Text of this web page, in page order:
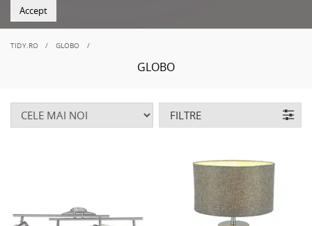
Accept
TIDY.RO GLOBO
GLOBO
FILTRE